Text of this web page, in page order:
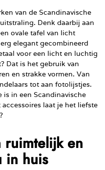
van de Scandinavische
Denk daarbij aan
ovale tafel van licht
elegant gecombineerd
voor een licht en luchtig
Dat is het gebruik van
en strakke vormen. Van
tot aan fotolijstjes.
is in een Scandinavische
laat je het liefste
ruimtelijk en
in huis